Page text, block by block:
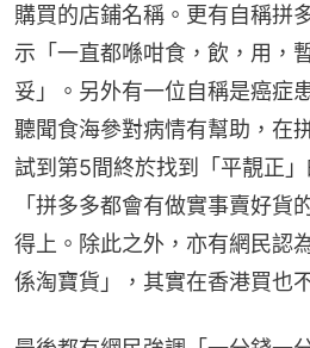
購買的店鋪名稱。更有自稱拼
示「一直都喺咁食，飲，用，
妥」。另外有一位自稱是癌症
聽聞食海參對病情有幫助，在
試到第5間終於找到「平靚正
「拼多多都會有做實事賣好貨
得上。除此之外，亦有網民認
係淘寶貨」，其實在香港買也